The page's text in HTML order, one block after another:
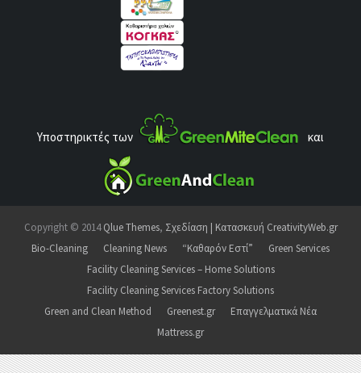
Υποστηρικτές των και
Copyright © 2014Qlue Themes, Σχεδίαση | Κατασκευή CreativityWeb.gr
Bio-Cleaning
Cleaning News “Καθαρόν Εστί”
Green Services
Facility Cleaning Services – Home Solutions
Facility Cleaning Services Factory Solutions
Green and Clean Method
Greenest.gr
Επαγγελματικά Νέα
Mattress.gr